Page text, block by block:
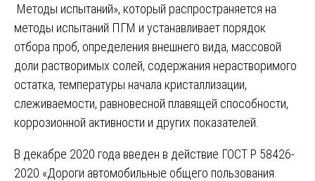
Методы испытаний», который распространяется на
методы испытаний ПГМ и устанавливает порядок
отбора проб, определения внешнего вида, массовой
доли растворимых солей, содержания нерастворимого
остатка, температуры начала кристаллизации,
слеживаемости, равновесной плавящей способности,
коррозионной активности и других показателей.
В декабре 2020 года введен в действие ГОСТ Р 58426-
2020 «Дороги автомобильные общего пользования.